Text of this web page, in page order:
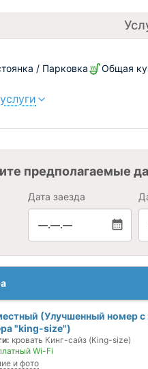
/ Парковка Общая
предполагаемые
Дата заезда
—.—.—
(Улучшенный номер с
"king-size")
кровать Кинг-сайз (King-size)
Wi-Fi
и фото